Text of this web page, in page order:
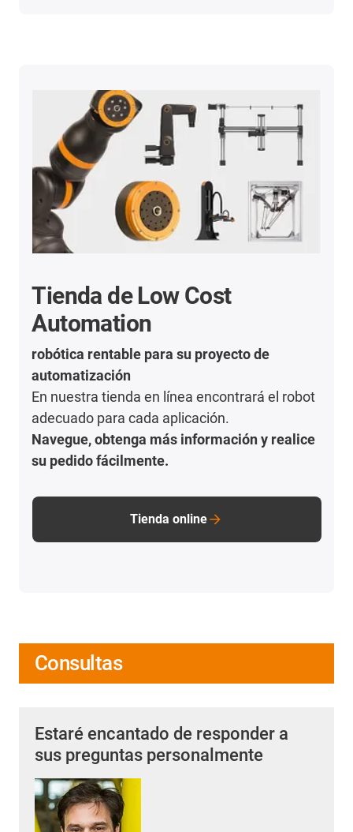
Tienda de Low Cost
Automation
robótica rentable para su proyecto de
automatización
En nuestra tienda en línea encontrará el robot
adecuado para cada aplicación.
Navegue, obtenga más información y realice
su pedido fácilmente.
Tienda online
Consultas
Estaré encantado de responder a
sus preguntas personalmente